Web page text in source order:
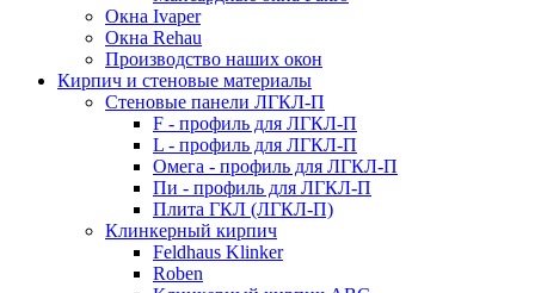
Окна Ivaper
Окна Rehau
Производство наших окон
Кирпич и стеновые материалы
Стеновые панели ЛГКЛ-П
F - профиль для ЛГКЛ-П
L - профиль для ЛГКЛ-П
Омега - профиль для ЛГКЛ-П
Пи - профиль для ЛГКЛ-П
Плита ГКЛ (ЛГКЛ-П)
Клинкерный кирпич
Feldhaus Klinker
Roben